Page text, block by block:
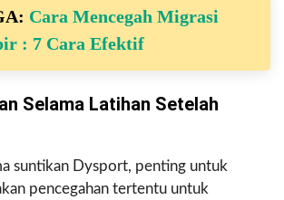
Cara Mencegah Migrasi
: 7 Cara Efektif
Selama Latihan Setelah
suntikan Dysport, penting untuk
pencegahan tertentu untuk